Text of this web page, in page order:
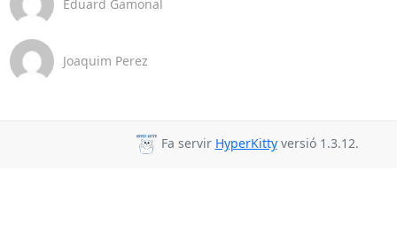
Eduard Gamonal
Joaquim Perez
Fa servir HyperKittyversió 1.3.12.